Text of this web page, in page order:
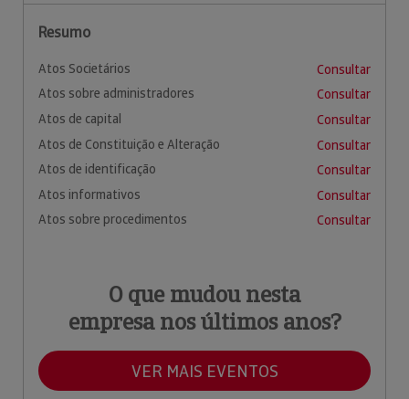
Resumo
Atos Societários
Consultar
Atos sobre administradores
Consultar
Atos de capital
Consultar
Atos de Constituição e Alteração
Consultar
Atos de identificação
Consultar
Atos informativos
Consultar
Atos sobre procedimentos
Consultar
O que mudou nesta
empresa nos últimos anos?
VER MAIS EVENTOS